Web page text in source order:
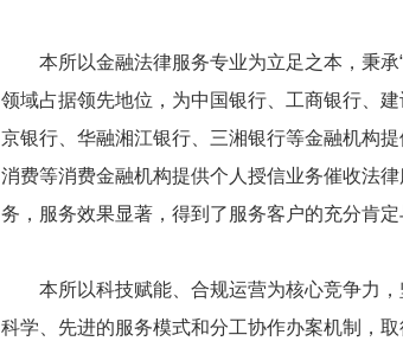
本所以金融法律服务专业为立足之本，秉
领域占据领先地位，为中国银行、工商银行、
京银行、华融湘江银行、三湘银行等金融机构
消费等消费金融机构提供个人授信业务催收法
务，服务效果显著，得到了服务客户的充分肯定
本所以科技赋能、合规运营为核心竞争力
科学、先进的服务模式和分工协作办案机制，